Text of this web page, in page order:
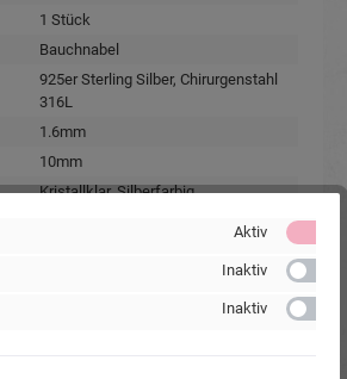
1 Stück
Bauchnabel
925er Sterling Silber, Chirurgenstahl
316L
1.6mm
10mm
Kristallklar, Silberfarbig
Wehrhainer Lindenstr. 28, 04936
Aktiv
Inaktiv
Inaktiv